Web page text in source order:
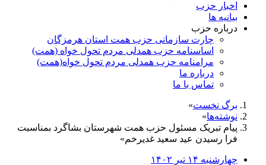
اخبار حزب
بیانیه ها
درباره حزب
چارت سازمانی حزب همت استان هرمزگان
اساسنامه حزب همدلی مردم تحول خواه (همت)
مرامنامه حزب همدلی مردم تحول خواه(همت)
درباره ما
تماس با ما
برگ نخست
نوشته‌ها
پیام تبریک مسئول حزب همت شهرستان بشاگرد بمناسبت
فرا رسیدن عید سعید غدیرخم
چهارشنبه ۱۴ تیر ۱۴۰۲